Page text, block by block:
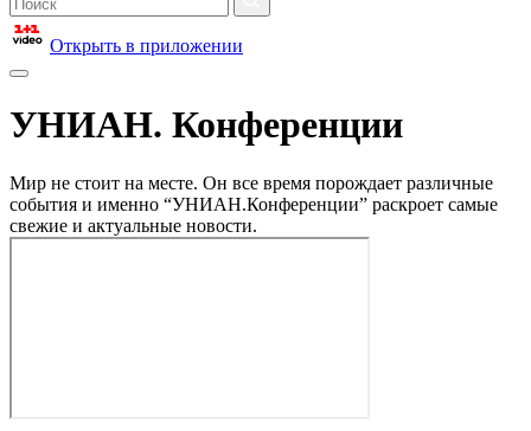
Открыть в приложении
УНИАН. Конференции
Мир не стоит на месте. Он все время порождает различные
события и именно “УНИАН.Конференции” раскроет самые
свежие и актуальные новости.